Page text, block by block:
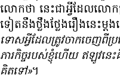
លោក​ថា នេះ​ជា​អ្វី​ដែល​លោក​
ទៀត​នឹង​ថ្លឹងថ្លែង​រឿង​នេះ​ម្ត
ទោស​អ្វី​ដែល​ត្រូវ​ចាក​ចេញ​ពី​ប្
ភារកិច្ច​របស់​ខ្ញុំ​ហើយ ឥឡូវ​ន
គិត​ទៅ»។